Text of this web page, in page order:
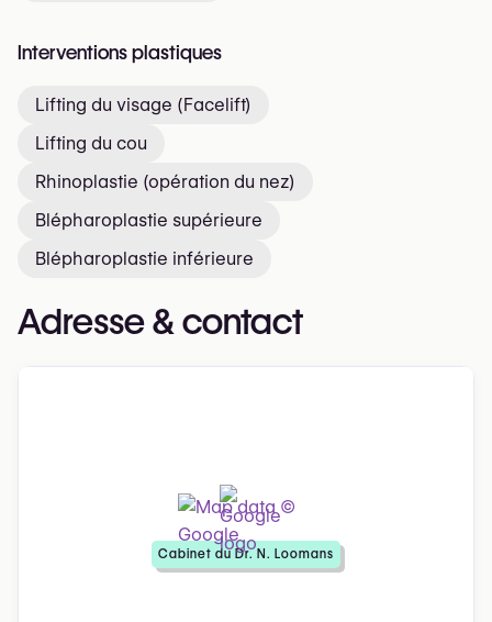
Interventions plastiques
Lifting du visage (Facelift)
Lifting du cou
Rhinoplastie (opération du nez)
Blépharoplastie supérieure
Blépharoplastie inférieure
Adresse & contact
Cabinet du Dr. N. Loomans